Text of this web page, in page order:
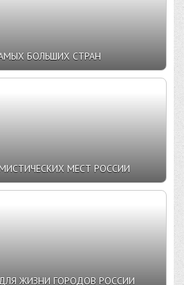
БОЛЬШИХ СТРАН
МЕСТ РОССИИ
ЖИЗНИ ГОРОДОВ РОССИИ